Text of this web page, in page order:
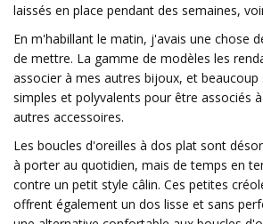
laissés en place pendant des semaines,
En m'habillant le matin, j'avais une chose
de mettre. La gamme de modèles les
associer à mes autres bijoux, et
simples et polyvalents pour être associés
autres accessoires.
Les boucles d'oreilles à dos plat sont
à porter au quotidien, mais de temps en
contre un petit style câlin. Ces petites
offrent également un dos lisse et sans